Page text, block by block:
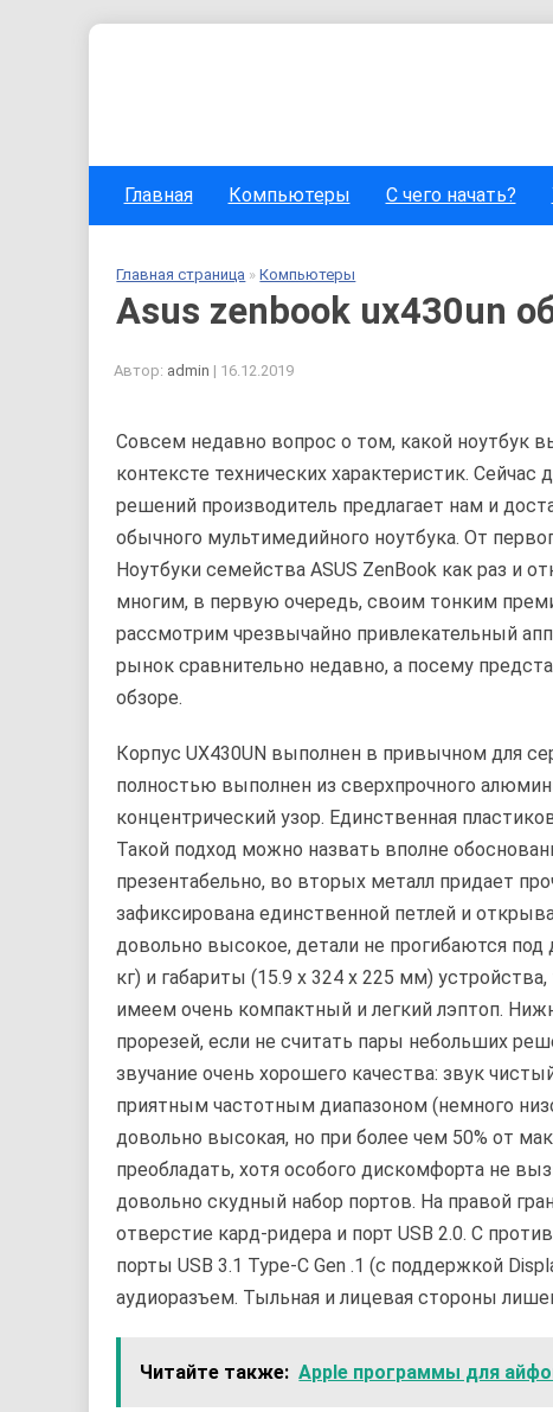
Главная Компьютеры С чего начать?
Главная страница »Компьютеры
Asus zenbook ux430un
Автор: admin | 16.12.2019
Совсем недавно вопрос о том, какой ноутбук
контексте технических характеристик.
решений производитель предлагает нам и
обычного мультимедийного ноутбука. От
Ноутбуки семейства ASUS ZenBook как раз и
многим, в первую очередь, своим тонким
рассмотрим чрезвычайно привлекательный
рынок сравнительно недавно, а посему
обзоре.
Корпус UX430UN выполнен в привычном для
полностью выполнен из сверхпрочного
концентрический узор. Единственная
Такой подход можно назвать вполне
презентабельно, во вторых металл придает
зафиксирована единственной петлей и
довольно высокое, детали не прогибаются под
кг) и габариты (15.9 x 324 x 225 мм)
имеем очень компактный и легкий лэптоп.
прорезей, если не считать пары небольших
звучание очень хорошего качества: звук
приятным частотным диапазоном (немного
довольно высокая, но при более чем 50% от
преобладать, хотя особого дискомфорта не
довольно скудный набор портов. На правой
отверстие кард-ридера и порт USB 2.0. С
порты USB 3.1 Type-C Gen .1 (с поддержкой
аудиоразъем. Тыльная и лицевая стороны
Читайте также: Apple программы для